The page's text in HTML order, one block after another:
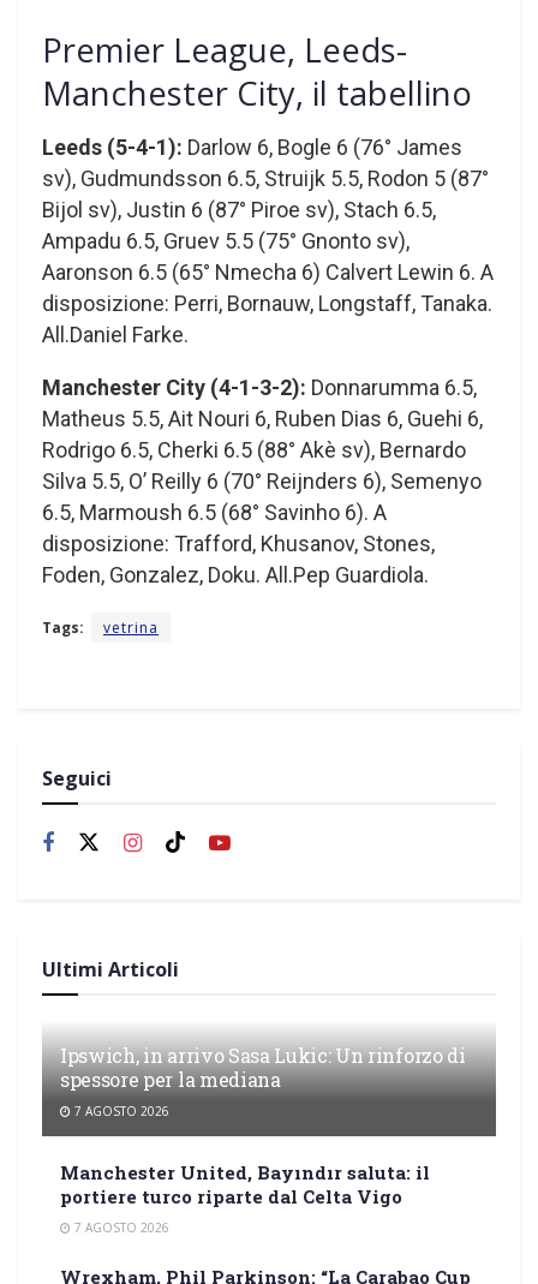
Premier League, Leeds-
Manchester City, il tabellino
Leeds (5-4-1): Darlow 6, Bogle 6 (76° James
sv), Gudmundsson 6.5, Struijk 5.5, Rodon 5 (87°
Bijol sv), Justin 6 (87° Piroe sv), Stach 6.5,
Ampadu 6.5, Gruev 5.5 (75° Gnonto sv),
Aaronson 6.5 (65° Nmecha 6) Calvert Lewin 6. A
disposizione: Perri, Bornauw, Longstaff, Tanaka.
All.Daniel Farke.
Manchester City (4-1-3-2): Donnarumma 6.5,
Matheus 5.5, Ait Nouri 6, Ruben Dias 6, Guehi 6,
Rodrigo 6.5, Cherki 6.5 (88° Akè sv), Bernardo
Silva 5.5, O’ Reilly 6 (70° Reijnders 6), Semenyo
6.5, Marmoush 6.5 (68° Savinho 6). A
disposizione: Trafford, Khusanov, Stones,
Foden, Gonzalez, Doku. All.Pep Guardiola.
Tags: vetrina
Seguici
Ultimi Articoli
Ipswich, in arrivo Sasa Lukic: Un rinforzo di
spessore per la mediana
7 AGOSTO 2026
Manchester United, Bayındır saluta: il
portiere turco riparte dal Celta Vigo
7 AGOSTO 2026
Wrexham, Phil Parkinson: “La Carabao Cup